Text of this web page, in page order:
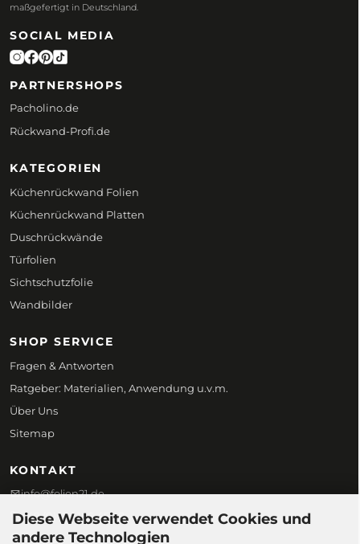
Diese Webseite verwendet Cookies und
andere Technologien
maßgefertigt in Deutschland.
SOCIAL MEDIA
PARTNERSHOPS
Pacholino.de
Rückwand-Profi.de
KATEGORIEN
Küchenrückwand Folien
Küchenrückwand Platten
Duschrückwände
Türfolien
Sichtschutzfolie
Wandbilder
SHOP SERVICE
Fragen & Antworten
Ratgeber: Materialien, Anwendung u.v.m.
Über Uns
Sitemap
KONTAKT
info@folien21.de
+49 (0) 172 186 45 98
Folien21